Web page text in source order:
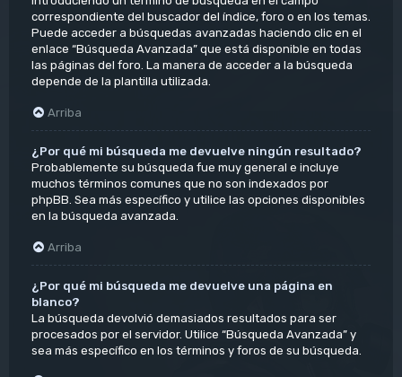
correspondiente del buscador del índice, foro o en los temas.
Puede acceder a búsquedas avanzadas haciendo clic en el
enlace “Búsqueda Avanzada” que está disponible en todas
las páginas del foro. La manera de acceder a la búsqueda
depende de la plantilla utilizada.
Arriba
¿Por qué mi búsqueda me devuelve ningún resultado?
Probablemente su búsqueda fue muy general e incluye
muchos términos comunes que no son indexados por
phpBB. Sea más específico y utilice las opciones disponibles
en la búsqueda avanzada.
Arriba
¿Por qué mi búsqueda me devuelve una página en
blanco?
La búsqueda devolvió demasiados resultados para ser
procesados por el servidor. Utilice “Búsqueda Avanzada” y
sea más específico en los términos y foros de su búsqueda.